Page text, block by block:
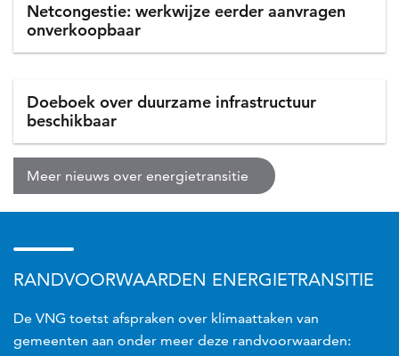
Netcongestie: werkwijze eerder aanvragen
onverkoopbaar
Doeboek over duurzame infrastructuur
beschikbaar
Meer nieuws over energietransitie
RANDVOORWAARDEN ENERGIETRANSITIE
De VNG toetst afspraken over klimaattaken van
gemeenten aan onder meer deze randvoorwaarden: